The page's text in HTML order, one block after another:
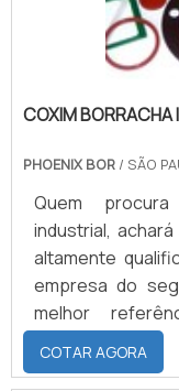
COXIM BORRACHA
PHOENIX BOR / SÃO
Quem
industrial,
altamente
empresa do
melhor
INFORMAÇÕES
INDUSTRIALSe
COTAR AGORA